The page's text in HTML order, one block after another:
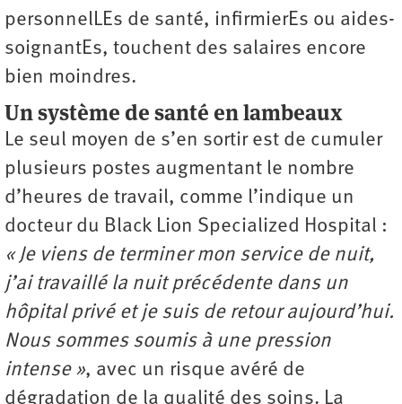
personnelLEs de santé, ­infirmierEs ou aides-
soignantEs, touchent des salaires encore
bien moindres.
Un système de santé en lambeaux
Le seul moyen de s’en sortir est de cumuler
plusieurs postes augmentant le nombre
d’heures de travail, comme l’indique un
docteur du Black Lion Specialized Hospital :
« Je viens de terminer mon service de nuit,
j’ai travaillé la nuit précédente dans un
hôpital privé et je suis de retour aujourd’hui.
Nous sommes soumis à une pression
intense », avec un risque avéré de
dégradation de la qualité des soins. La